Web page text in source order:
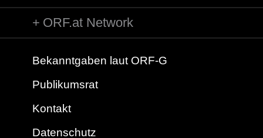
ORF.at Network
Bekanntgaben laut ORF-G
Publikumsrat
Kontakt
Datenschutz